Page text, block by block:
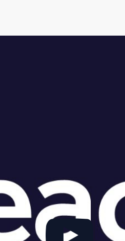
Cliquez pour accepter les cookies